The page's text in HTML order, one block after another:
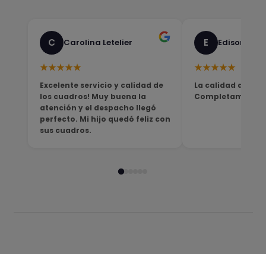
C Carolina Letelier
★★★★★
Excelente servicio y calidad de
los cuadros! Muy buena la
atención y el despacho llegó
perfecto. Mi hijo quedó feliz con
sus cuadros.
E Edison
★★★★★
La calidad del
Completamente